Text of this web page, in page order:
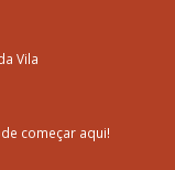
Vila
começar aqui!